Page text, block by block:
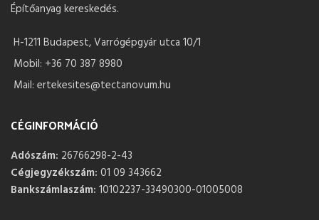
Építőanyag kereskedés.
H-1211 Budapest, Varrógépgyár utca 10/1
Mobil: +36 70 387 8980
Mail: ertekesites@tectanovum.hu
CÉGINFORMÁCIÓ
Adószám: 26766298-2-43
Cégjegyzékszám: 01 09 343662
Bankszámlaszám: 10102237-33490300-01005008